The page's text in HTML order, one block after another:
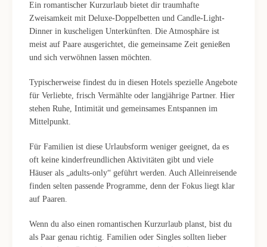
Ein romantischer Kurzurlaub bietet dir traumhafte
Zweisamkeit mit Deluxe-Doppelbetten und Candle-Light-
Dinner in kuscheligen Unterkünften. Die Atmosphäre ist
meist auf Paare ausgerichtet, die gemeinsame Zeit genießen
und sich verwöhnen lassen möchten.
Typischerweise findest du in diesen Hotels spezielle Angebote
für Verliebte, frisch Vermählte oder langjährige Partner. Hier
stehen Ruhe, Intimität und gemeinsames Entspannen im
Mittelpunkt.
Für Familien ist diese Urlaubsform weniger geeignet, da es
oft keine kinderfreundlichen Aktivitäten gibt und viele
Häuser als „adults-only“ geführt werden. Auch Alleinreisende
finden selten passende Programme, denn der Fokus liegt klar
auf Paaren.
Wenn du also einen romantischen Kurzurlaub planst, bist du
als Paar genau richtig. Familien oder Singles sollten lieber